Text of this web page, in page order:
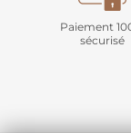
Paiement
sécurisé